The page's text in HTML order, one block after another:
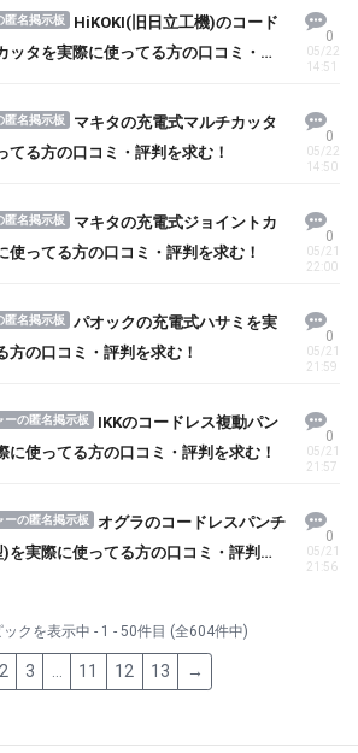
匿名掲示板
HiKOKI(旧日立工機)のコード
ッタを実際に使ってる方の口コミ・評
0
05/22
14:51
匿名掲示板
マキタの充電式マルチカッタ
てる方の口コミ・評判を求む！
0
05/22
14:50
匿名掲示板
マキタの充電式ジョイントカ
使ってる方の口コミ・評判を求む！
0
05/21
22:00
匿名掲示板
パオックの充電式ハサミを実
方の口コミ・評判を求む！
0
05/21
21:59
ーの匿名掲示板
IKKのコードレス複動パン
に使ってる方の口コミ・評判を求む！
0
05/21
21:57
ーの匿名掲示板
オグラのコードレスパンチ
を実際に使ってる方の口コミ・評判を
0
05/21
21:56
クを表示中 - 1 - 50件目 (全604件中)
2 3 11 12 13 →